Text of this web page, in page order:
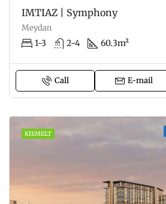
IMTIAZ | Symphony
Meydan
1-3 2-4 60.3m²
Call E-mail
KIEMELT